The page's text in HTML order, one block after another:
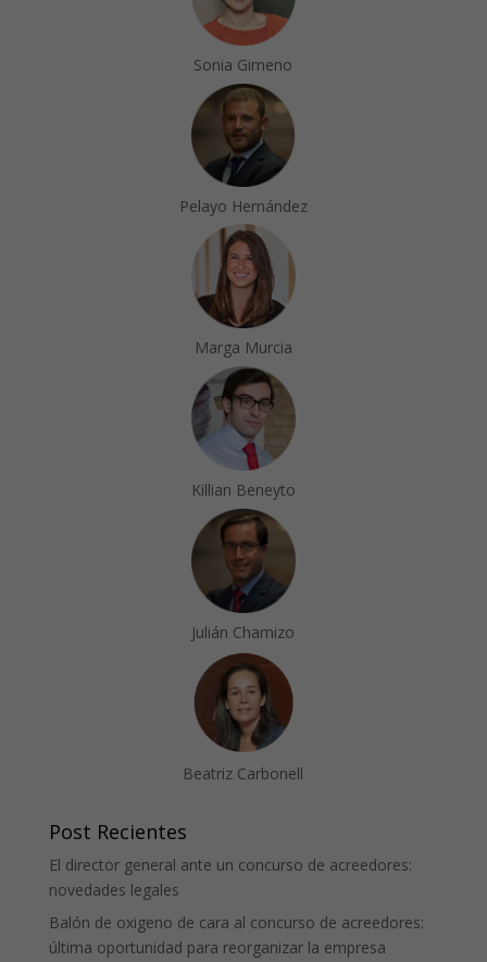
Sonia Gimeno
Pelayo Hernández
Marga Murcia
Killian Beneyto
Julián Chamizo
Beatriz Carbonell
Post Recientes
El director general ante un concurso de acreedores:
novedades legales
Balón de oxigeno de cara al concurso de acreedores:
última oportunidad para reorganizar la empresa